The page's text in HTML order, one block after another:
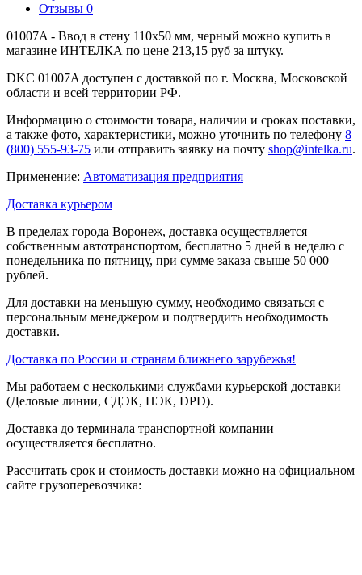
Отзывы 0
01007A - Ввод в стену 110х50 мм, черный можно купить в
магазине ИНТЕЛКА по цене 213,15 руб за штуку.
DKC 01007A доступен с доставкой по г. Москва, Московской
области и всей территории РФ.
Информацию о стоимости товара, наличии и сроках поставки,
а также фото, характеристики, можно уточнить по телефону 8
(800) 555-93-75 или отправить заявку на почту shop@intelka.ru.
Применение: Автоматизация предприятия
Доставка курьером
В пределах города Воронеж, доставка осуществляется
собственным автотранспортом, бесплатно 5 дней в неделю с
понедельника по пятницу, при сумме заказа свыше 50 000
рублей.
Для доставки на меньшую сумму, необходимо связаться с
персональным менеджером и подтвердить необходимость
доставки.
Доставка по России и странам ближнего зарубежья!
Мы работаем с несколькими службами курьерской доставки
(Деловые линии, СДЭК, ПЭК, DPD).
Доставка до терминала транспортной компании
осуществляется бесплатно.
Рассчитать срок и стоимость доставки можно на официальном
сайте грузоперевозчика: